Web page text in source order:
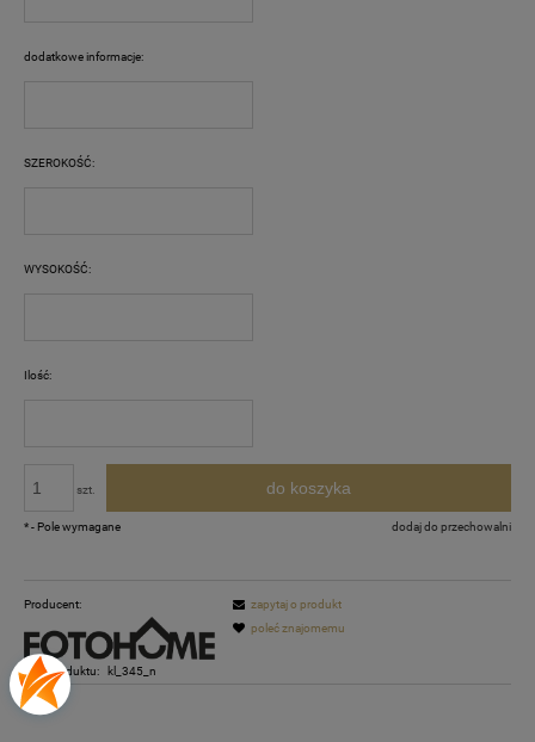
dodatkowe informacje:
SZEROKOŚĆ:
WYSOKOŚĆ:
Ilość:
szt. do koszyka
dodaj do przechowalni
*- Pole wymagane
Producent:
Kod produktu: kl_345_n
zapytaj o produkt
poleć znajomemu